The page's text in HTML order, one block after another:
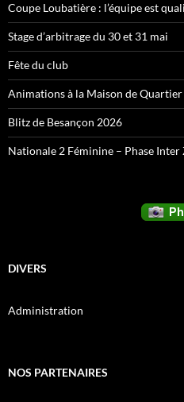
Coupe Loubatière : l’équipe est
Stage d’arbitrage du 30 et 31 mai
Fête du club
Animations à la Maison de
Blitz de Besançon 2026
Nationale 2 Féminine – Phase Inter
DIVERS
Administration
NOS PARTENAIRES